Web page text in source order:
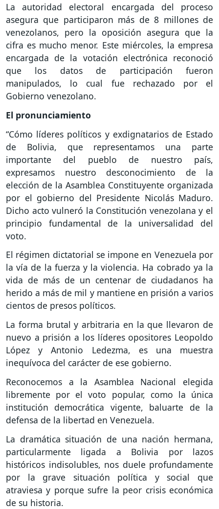
La autoridad electoral encargada del proceso
asegura que participaron más de 8 millones de
venezolanos, pero la oposición asegura que la
cifra es mucho menor. Este miércoles, la empresa
encargada de la votación electrónica reconoció
que los datos de participación fueron
manipulados, lo cual fue rechazado por el
Gobierno venezolano.
El pronunciamiento
“Cómo líderes políticos y exdignatarios de Estado
de Bolivia, que representamos una parte
importante del pueblo de nuestro país,
expresamos nuestro desconocimiento de la
elección de la Asamblea Constituyente organizada
por el gobierno del Presidente Nicolás Maduro.
Dicho acto vulneró la Constitución venezolana y el
principio fundamental de la universalidad del
voto.
El régimen dictatorial se impone en Venezuela por
la vía de la fuerza y la violencia. Ha cobrado ya la
vida de más de un centenar de ciudadanos ha
herido a más de mil y mantiene en prisión a varios
cientos de presos políticos.
La forma brutal y arbitraria en la que llevaron de
nuevo a prisión a los líderes opositores Leopoldo
López y Antonio Ledezma, es una muestra
inequívoca del carácter de ese gobierno.
Reconocemos a la Asamblea Nacional elegida
libremente por el voto popular, como la única
institución democrática vigente, baluarte de la
defensa de la libertad en Venezuela.
La dramática situación de una nación hermana,
particularmente ligada a Bolivia por lazos
históricos indisolubles, nos duele profundamente
por la grave situación política y social que
atraviesa y porque sufre la peor crisis económica
de su historia.